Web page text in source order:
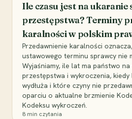
Ile czasu jest na ukaranie
przestępstwa? Terminy
karalności w polskim
Przedawnienie karalności
ustawowego terminu sprawcy nie
Wyjaśniamy, ile lat ma państwo na
przestępstwa i wykroczenia, kiedy
wydłuża i które czyny nie
oparciu o aktualne brzmienie
Kodeksu wykroczeń.
8 min czytania